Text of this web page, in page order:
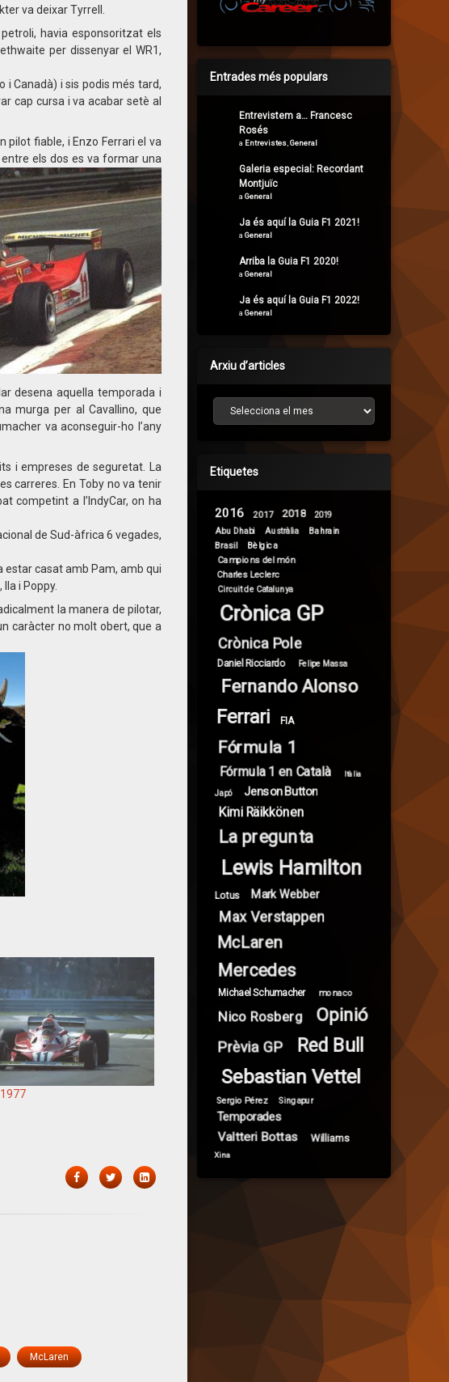
va deixar Tyrrell.
havia esponsoritzat els
per dissenyar el WR1,
i Canadà) i sis podis més tard,
cap cursa i va acabar setè al
pilot fiable, i Enzo Ferrari el va
tre els dos es va formar una
desena aquella temporada i
murga per al Cavallino, que
va aconseguir-ho l’any
i empreses de seguretat. La
carreres. En Toby no va tenir
competint a l’IndyCar, on ha
de Sud-àfrica 6 vegades,
estar casat amb Pam, amb qui
i Poppy.
la manera de pilotar,
caràcter no molt obert, que a
FacebookTwitterLinkedIn
McLaren
Entrades més populars
Entrevistem a… Francesc
Rosés
a Entrevistes General
Galeria especial: Recordant
Montjuïc
a General
Ja és aquí la Guia F1 2021!
a General
Arriba la Guia F1 2020!
a General
Ja és aquí la Guia F1 2022!
a General
Arxiu d’articles
Arxiu d’articles
Etiquetes
2016 2017 2018 2019
Abu Dhabi Austràlia
Bahrain
Brasil
Bèlgica
Campions del món
Charles Leclerc
Circuit de Catalunya
Crònica GP
Crònica Pole
Daniel Ricciardo Felipe Massa
Fernando Alonso
Ferrari FIA
Fórmula 1
Fórmula 1 en Català Itàlia
Japó Jenson Button
Kimi Räikkönen
La pregunta
Lewis Hamilton
Lotus Mark Webber
Max Verstappen
McLaren
Mercedes
Michael Schumacher monaco
Nico Rosberg Opinió
Prèvia GP Red Bull
Sebastian Vettel
Sergio Pérez Singapur
Temporades
Valtteri Bottas Williams
Xina